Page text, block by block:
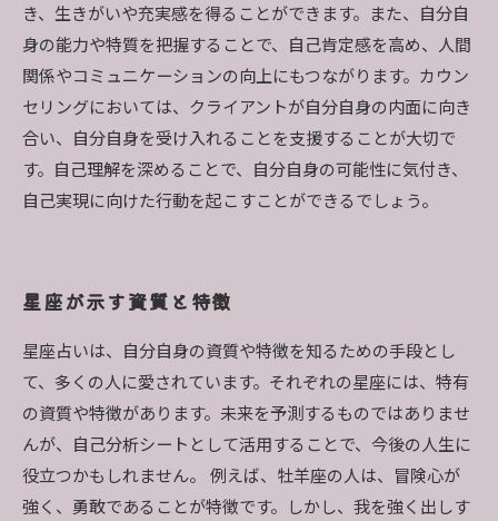
き、生きがいや充実感を得ることができます。また、自分自
身の能力や特質を把握することで、自己肯定感を高め、人間
関係やコミュニケーションの向上にもつながります。カウン
セリングにおいては、クライアントが自分自身の内面に向き
合い、自分自身を受け入れることを支援することが大切で
す。自己理解を深めることで、自分自身の可能性に気付き、
自己実現に向けた行動を起こすことができるでしょう。
星座が示す資質と特徴
星座占いは、自分自身の資質や特徴を知るための手段とし
て、多くの人に愛されています。それぞれの星座には、特有
の資質や特徴があります。未来を予測するものではありませ
んが、自己分析シートとして活用することで、今後の人生に
役立つかもしれません。 例えば、牡羊座の人は、冒険心が
強く、勇敢であることが特徴です。しかし、我を強く出しす